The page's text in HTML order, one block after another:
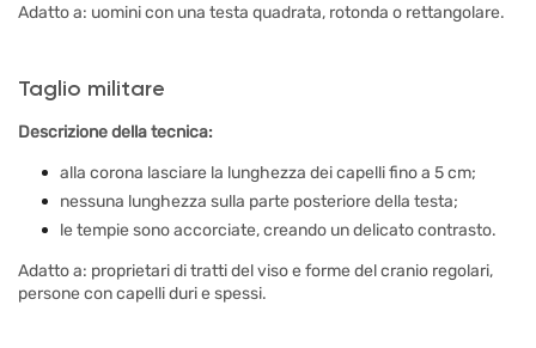
Adatto a: uomini con una testa quadrata, rotonda o rettangolare.
Taglio militare
Descrizione della tecnica:
alla corona lasciare la lunghezza dei capelli fino a 5 cm;
nessuna lunghezza sulla parte posteriore della testa;
le tempie sono accorciate, creando un delicato contrasto.
Adatto a: proprietari di tratti del viso e forme del cranio regolari,
persone con capelli duri e spessi.